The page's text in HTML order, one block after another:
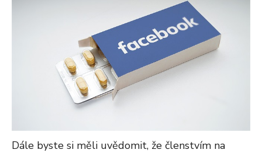
Dále byste si měli uvědomit, že členstvím na